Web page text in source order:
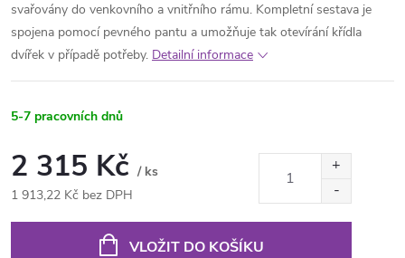
svařovány do venkovního a vnitřního rámu. Kompletní sestava je
spojena pomocí pevného pantu a umožňuje tak otevírání křídla
dvířek v případě potřeby. Detailní informace
5-7 pracovních dnů
2 315 Kč / ks
1 913,22 Kč bez DPH
VLOŽIT DO KOŠÍKU